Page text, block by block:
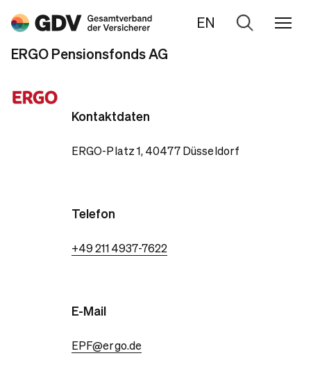
EN
Zur
ERGO Pensionsfonds AG
Kontaktdaten
ERGO-Platz 1, 40477 Düsseldorf
Telefon
+49 211 4937-7622
E-Mail
EPF@ergo.de